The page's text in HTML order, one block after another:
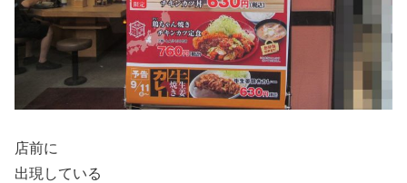
店前に
出現している